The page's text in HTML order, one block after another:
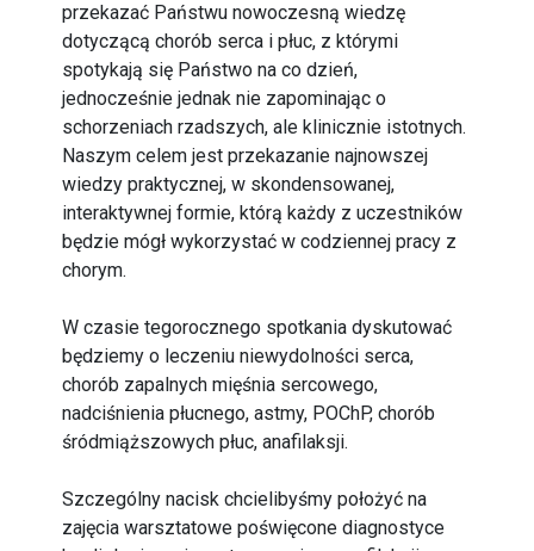
przekazać Państwu nowoczesną wiedzę
dotyczącą chorób serca i płuc, z którymi
spotykają się Państwo na co dzień,
jednocześnie jednak nie zapominając o
schorzeniach rzadszych, ale klinicznie istotnych.
Naszym celem jest przekazanie najnowszej
wiedzy praktycznej, w skondensowanej,
interaktywnej formie, którą każdy z uczestników
będzie mógł wykorzystać w codziennej pracy z
chorym.
W czasie tegorocznego spotkania dyskutować
będziemy o leczeniu niewydolności serca,
chorób zapalnych mięśnia sercowego,
nadciśnienia płucnego, astmy, POChP, chorób
śródmiąższowych płuc, anafilaksji.
Szczególny nacisk chcielibyśmy położyć na
zajęcia warsztatowe poświęcone diagnostyce